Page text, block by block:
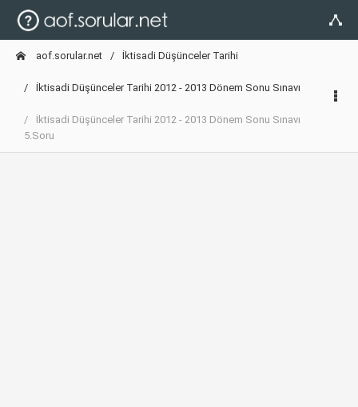
aof.sorular.net İktisadi Düşünceler Tarihi
İktisadi Düşünceler Tarihi 2012 - 2013 Dönem Sonu Sınavı
İktisadi Düşünceler Tarihi 2012 - 2013 Dönem Sonu Sınavı
5.Soru